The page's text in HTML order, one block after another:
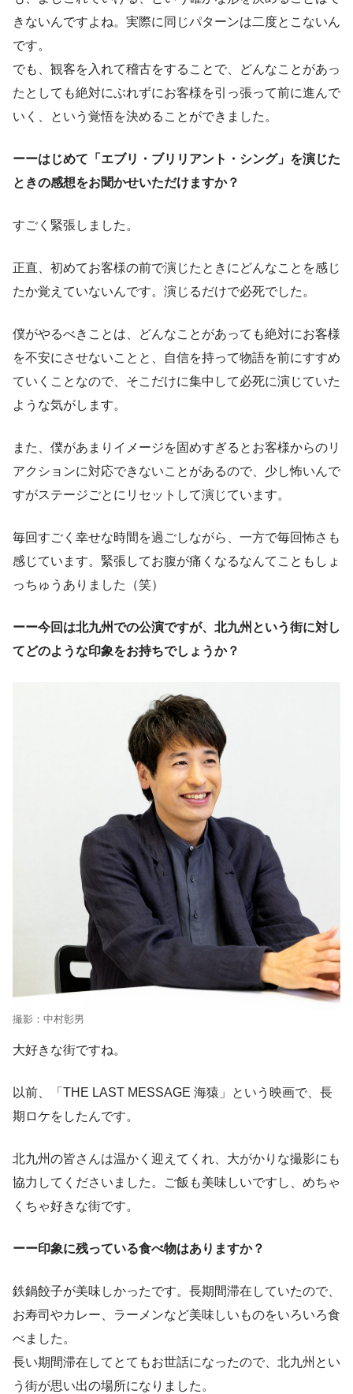
きないんですよね。実際に同じパターンは二度とこないん
です。
でも、観客を入れて稽古をすることで、どんなことがあっ
たとしても絶対にぶれずにお客様を引っ張って前に進んで
いく、という覚悟を決めることができました。
ーーはじめて「エブリ・ブリリアント・シング」を演じた
ときの感想をお聞かせいただけますか？
すごく緊張しました。
正直、初めてお客様の前で演じたときにどんなことを感じ
たか覚えていないんです。演じるだけで必死でした。
僕がやるべきことは、どんなことがあっても絶対にお客様
を不安にさせないことと、自信を持って物語を前にすすめ
ていくことなので、そこだけに集中して必死に演じていた
ような気がします。
また、僕があまりイメージを固めすぎるとお客様からのリ
アクションに対応できないことがあるので、少し怖いんで
すがステージごとにリセットして演じています。
毎回すごく幸せな時間を過ごしながら、一方で毎回怖さも
感じています。緊張してお腹が痛くなるなんてこともしょ
っちゅうありました（笑）
ーー今回は北九州での公演ですが、北九州という街に対し
てどのような印象をお持ちでしょうか？
撮影：中村彰男
大好きな街ですね。
以前、「THE LAST MESSAGE 海猿」という映画で、長
期ロケをしたんです。
北九州の皆さんは温かく迎えてくれ、大がかりな撮影にも
協力してくださいました。ご飯も美味しいですし、めちゃ
くちゃ好きな街です。
ーー印象に残っている食べ物はありますか？
鉄鍋餃子が美味しかったです。長期間滞在していたので、
お寿司やカレー、ラーメンなど美味しいものをいろいろ食
べました。
長い期間滞在してとてもお世話になったので、北九州とい
う街が思い出の場所になりました。